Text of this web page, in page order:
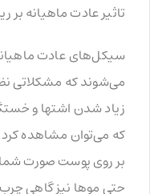
تاثیر عادت ماهیانه بر
سیکل‌های عادت
می‌شوند که مشکلاتی
زیاد شدن اشتها و
که می‌توان مشاهده
بر روی پوست صورت
حتی موها نیز گاهی